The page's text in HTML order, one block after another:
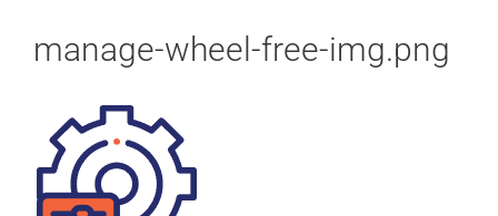
manage-wheel-free-img.png